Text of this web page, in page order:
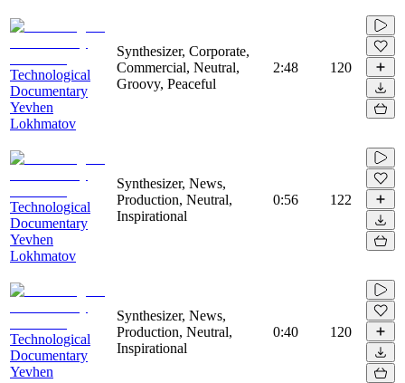
Technological
Documentary
Yevhen
Lokhmatov
Synthesizer, Corporate,
Commercial, Neutral,
Groovy, Peaceful
2:48 120
Technological
Documentary
Yevhen
Lokhmatov
Synthesizer, News,
Production, Neutral,
Inspirational
0:56 122
Technological
Documentary
Yevhen
Synthesizer, News,
Production, Neutral,
Inspirational
0:40 120